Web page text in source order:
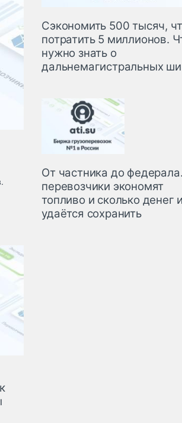
Сэкономить 500 тысяч,
потратить 5 миллионов.
нужно знать о
дальнемагистральных
От частника до
перевозчики экономят
топливо и сколько денег
удаётся сохранить